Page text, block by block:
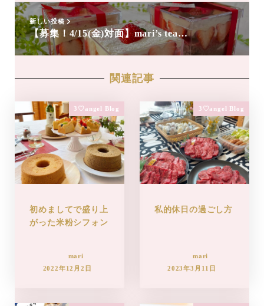
新しい投稿
【募集！4/15(金)対面】mari’s tea…
関連記事
3♡angel Blog
初めましてで盛り上
がった米粉シフォン
mari
2022年12月2日
3♡angel Blog
私的休日の過ごし方
mari
2023年3月11日